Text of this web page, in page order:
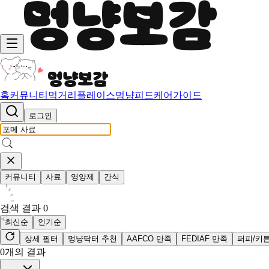
홈커뮤니티 먹거리 플레이스멍냥피드케어가이드
로그인
커뮤니티 사료 영양제 간식
검색 결과 0
최신순
인기순
상세 필터
멍냥닥터 추천 AAFCO 만족 FEDIAF 만족 퍼피/키
0개의 결과